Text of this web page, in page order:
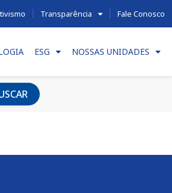
Transparência Fale Conosco
ESG NOSSAS UNIDADES